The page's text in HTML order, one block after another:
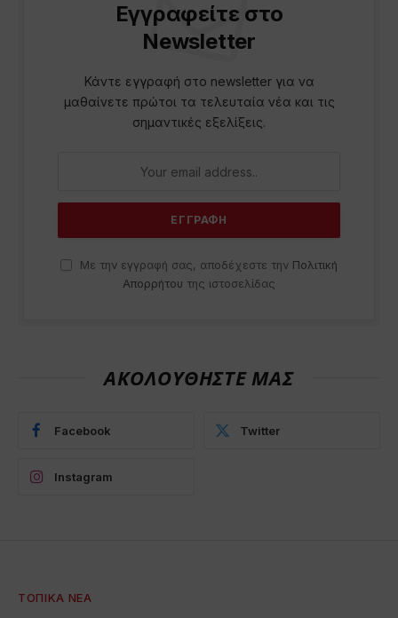
Εγγραφείτε στο
Newsletter
Κάντε εγγραφή στο newsletter για να
μαθαίνετε πρώτοι τα τελευταία νέα και τις
σημαντικές εξελίξεις.
Με την εγγραφή σας, αποδέχεστε την Πολιτική
Απορρήτου της ιστοσελίδας
ΑΚΟΛΟΥΘΗΣΤΕ ΜΑΣ
Facebook Twitter
Instagram
ΤΟΠΙΚΆ ΝΈΑ